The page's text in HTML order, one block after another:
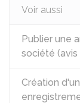
Voir aussi
Publier une
société
Création